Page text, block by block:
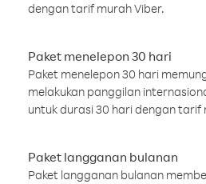
dengan tarif murah Viber.
Paket menelepon 30 hari
Paket menelepon 30 hari
melakukan panggilan
untuk durasi 30 hari dengan tarif
Paket langganan bulanan
Paket langganan bulanan